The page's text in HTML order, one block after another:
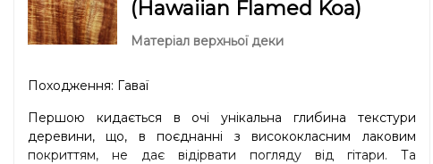
(Hawaiian Flamed Koa)
Матеріал верхньої деки
Походження: Гаваї
Першою кидається в очі унікальна глибина текстури
деревини, що, в поєднанні з висококласним лаковим
покриттям, не дає відірвати погляду від гітари. Та